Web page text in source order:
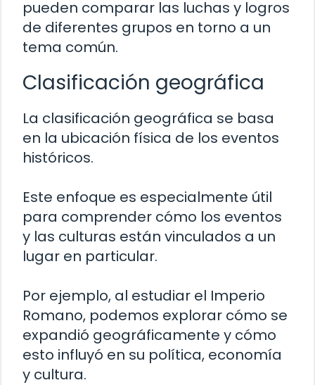
pueden comparar las luchas y logros
de diferentes grupos en torno a un
tema común.
Clasificación geográfica
La clasificación geográfica se basa
en la ubicación física de los eventos
históricos.
Este enfoque es especialmente útil
para comprender cómo los eventos
y las culturas están vinculados a un
lugar en particular.
Por ejemplo, al estudiar el Imperio
Romano, podemos explorar cómo se
expandió geográficamente y cómo
esto influyó en su política, economía
y cultura.